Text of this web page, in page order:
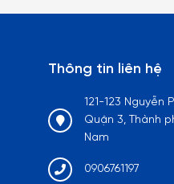
Thông tin liên hệ
121-123 Nguyễn
Quận 3, Thành
Nam
0906761197